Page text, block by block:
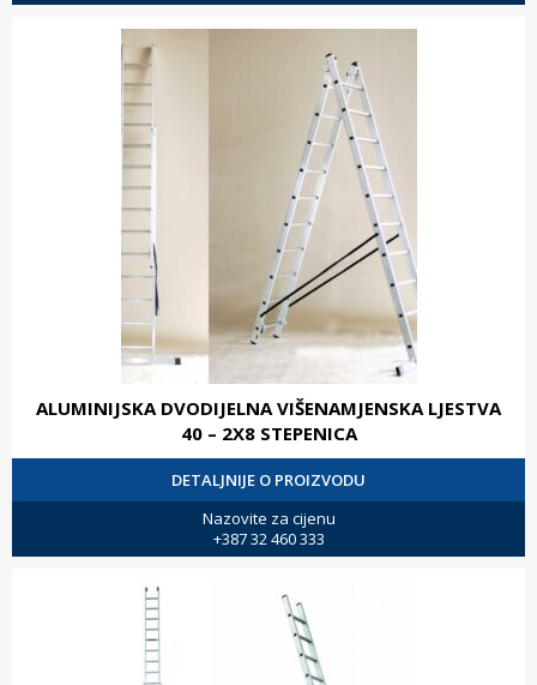
ALUMINIJSKA DVODIJELNA VIŠENAMJENSKA LJESTVA
40 – 2X8 STEPENICA
DETALJNIJE O PROIZVODU
Nazovite za cijenu
+387 32 460 333